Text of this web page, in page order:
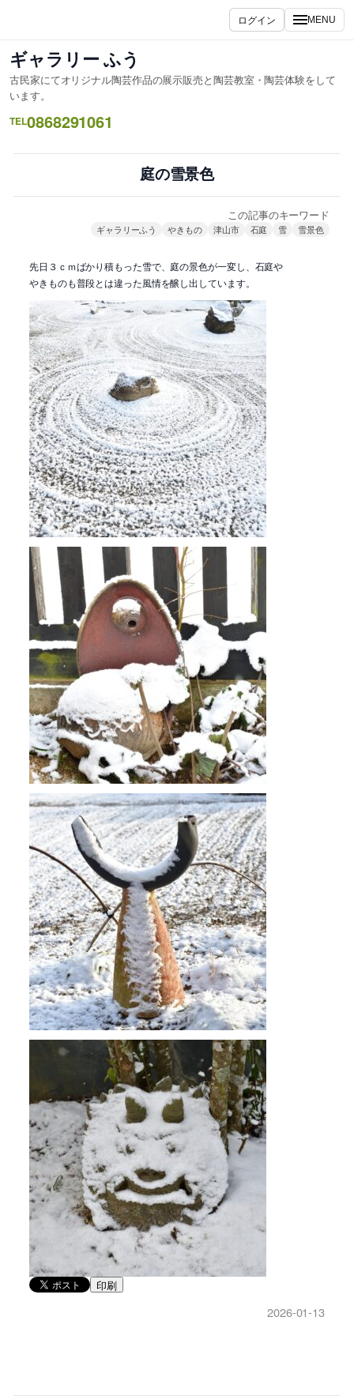
ス
キ
ッ
プ
ログイン MENU
ギャラリー ふう
古民家にてオリジナル陶芸作品の展示販売と陶芸教室・陶芸体験をして
います。
TEL0868291061
庭の雪景色
この記事のキーワード
ギャラリーふう やきもの 津山市 石庭 雪 雪景色
先日３ｃｍばかり積もった雪で、庭の景色が一変し、石庭や
やきものも普段とは違った風情を醸し出しています。
印刷
2026-01-13